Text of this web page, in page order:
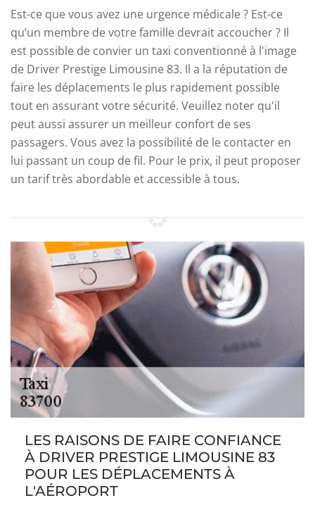
Est-ce que vous avez une urgence médicale ? Est-ce
qu’un membre de votre famille devrait accoucher ? Il
est possible de convier un taxi conventionné à l'image
de Driver Prestige Limousine 83. Il a la réputation de
faire les déplacements le plus rapidement possible
tout en assurant votre sécurité. Veuillez noter qu'il
peut aussi assurer un meilleur confort de ses
passagers. Vous avez la possibilité de le contacter en
lui passant un coup de fil. Pour le prix, il peut proposer
un tarif très abordable et accessible à tous.
LES RAISONS DE FAIRE CONFIANCE
À DRIVER PRESTIGE LIMOUSINE 83
POUR LES DÉPLACEMENTS À
L'AÉROPORT